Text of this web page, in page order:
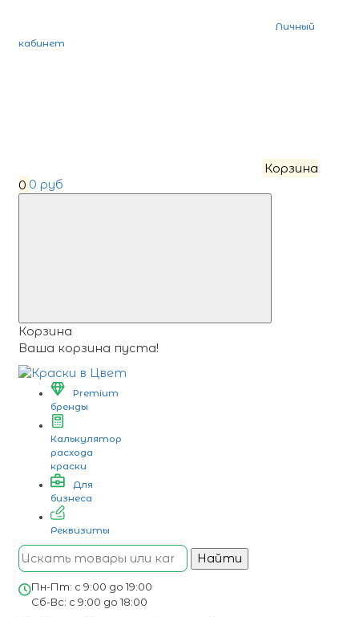
Личный
кабинет
Корзина
0 0 руб
Корзина
Ваша корзина пуста!
Premium
бренды
Калькулятор
расхода
краски
Для
бизнеса
Реквизиты
Найти
Пн-Пт: с 9:00 до 19:00
Сб-Вс: с 9:00 до 18:00